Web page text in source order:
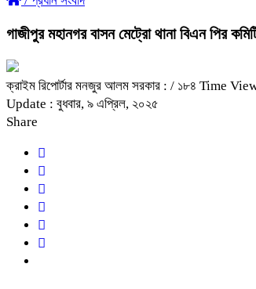
গাজীপুর মহানগর বাসন মেট্রো থানা বিএন পির
ক্রাইম রিপোর্টার মনজুর আলম সরকার : / ১৮৪ Time
Update : বুধবার, ৯ এপ্রিল, ২০২৫
Share